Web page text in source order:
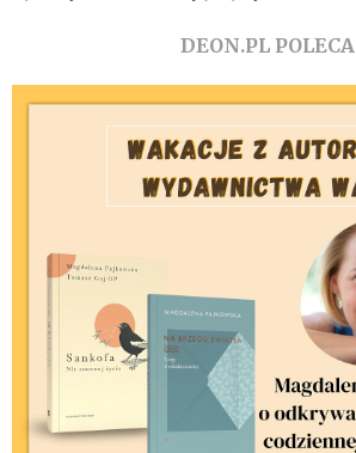
DEON.PL POLECA